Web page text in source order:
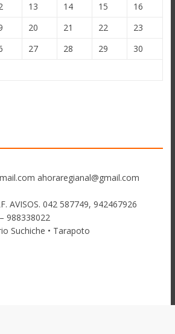
13 14 15
16
20 21 22
23
27 28 29
30
ahoraregianal@gmail.com
AVISOS. 042 587749, 942467926
988338022
Suchiche • Tarapoto